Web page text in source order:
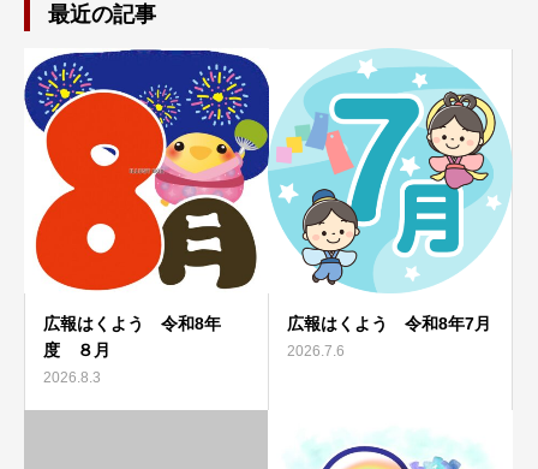
最近の記事
広報はくよう 令和8年
度 ８月
2026.8.3
広報はくよう 令和8年7月
2026.7.6